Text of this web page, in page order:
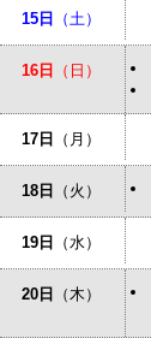
15日 （土）
16日 （日）
17日 （月）
18日 （火）
19日 （水）
20日 （木）